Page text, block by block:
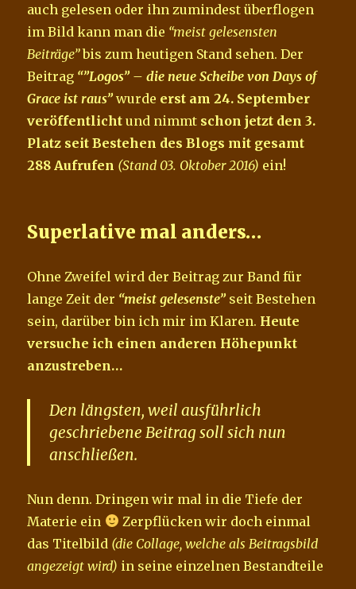
auch gelesen oder ihn zumindest überflogen
im Bild kann man die “meist gelesensten
Beiträge”bis zum heutigen Stand sehen. Der
Beitrag “”Logos” – die neue Scheibe von Days of
Grace ist raus” wurde erst am 24. September
veröffentlicht und nimmt schon jetzt den 3.
Platz seit Bestehen des Blogs mit gesamt
288 Aufrufen (Stand 03. Oktober 2016) ein!
Superlative mal anders…
Ohne Zweifel wird der Beitrag zur Band für
lange Zeit der “meist gelesenste” seit Bestehen
sein, darüber bin ich mir im Klaren. Heute
versuche ich einen anderen Höhepunkt
anzustreben…
Den längsten, weil ausführlich
geschriebene Beitrag soll sich nun
anschließen.
Nun denn. Dringen wir mal in die Tiefe der
Materie ein
Zerpflücken wir doch einmal
das Titelbild (die Collage, welche als Beitragsbild
angezeigt wird) in seine einzelnen Bestandteile